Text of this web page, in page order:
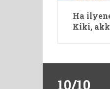
Ha
Kiki,
10/10